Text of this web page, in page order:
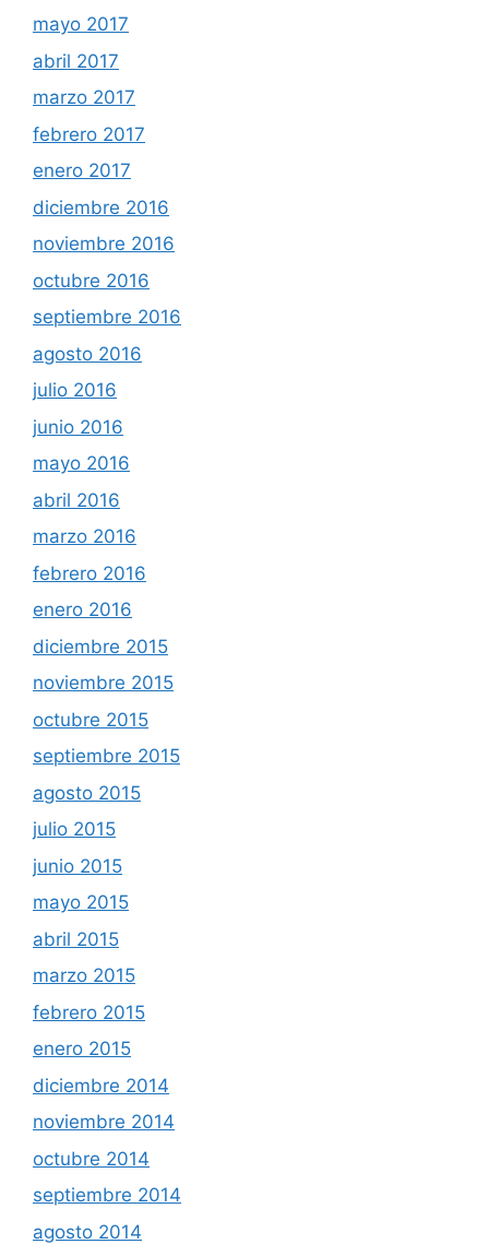
mayo 2017
abril 2017
marzo 2017
febrero 2017
enero 2017
diciembre 2016
noviembre 2016
octubre 2016
septiembre 2016
agosto 2016
julio 2016
junio 2016
mayo 2016
abril 2016
marzo 2016
febrero 2016
enero 2016
diciembre 2015
noviembre 2015
octubre 2015
septiembre 2015
agosto 2015
julio 2015
junio 2015
mayo 2015
abril 2015
marzo 2015
febrero 2015
enero 2015
diciembre 2014
noviembre 2014
octubre 2014
septiembre 2014
agosto 2014